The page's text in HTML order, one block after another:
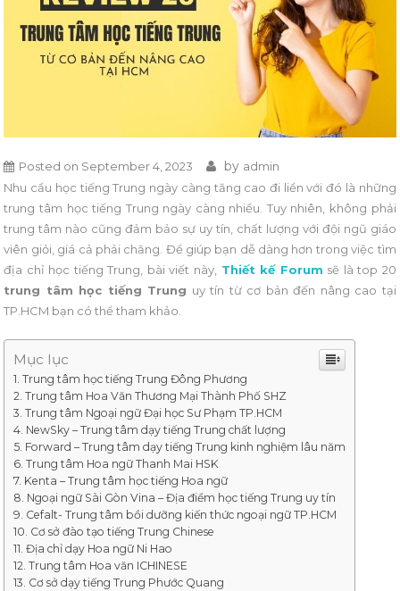
Posted on September 4, 2023 by admin
Nhu cầu học tiếng Trung ngày càng tăng cao đi liền với đó là những
trung tâm học tiếng Trung ngày càng nhiều. Tuy nhiên, không phải
trung tâm nào cũng đảm bảo sự uy tín, chất lượng với đội ngũ giáo
viên giỏi, giá cả phải chăng. Để giúp bạn dễ dàng hơn trong việc tìm
địa chỉ học tiếng Trung, bài viết này, Thiết kế Forum sẽ là top 20
trung tâm học tiếng Trung uy tín từ cơ bản đến nâng cao tại
TP.HCM bạn có thể tham khảo.
Mục lục
Trung tâm học tiếng Trung Đông Phương
Trung tâm Hoa Văn Thương Mại Thành Phố SHZ
Trung tâm Ngoại ngữ Đại học Sư Phạm TP.HCM
NewSky – Trung tâm dạy tiếng Trung chất lượng
Forward – Trung tâm dạy tiếng Trung kinh nghiệm lâu năm
Trung tâm Hoa ngữ Thanh Mai HSK
Kenta – Trung tâm học tiếng Hoa ngữ
Ngoại ngữ Sài Gòn Vina – Địa điểm học tiếng Trung uy tín
Cefalt- Trung tâm bồi dưỡng kiến thức ngoại ngữ TP.HCM
Cơ sở đào tạo tiếng Trung Chinese
Địa chỉ dạy Hoa ngữ Ni Hao
Trung tâm Hoa văn ICHINESE
Cơ sở dạy tiếng Trung Phước Quang